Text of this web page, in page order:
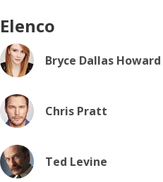
Elenco
Bryce Dallas Howard
Chris Pratt
Ted Levine